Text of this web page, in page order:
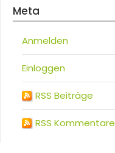
Meta
Anmelden
Einloggen
RSS Beiträge
RSS Kommentare